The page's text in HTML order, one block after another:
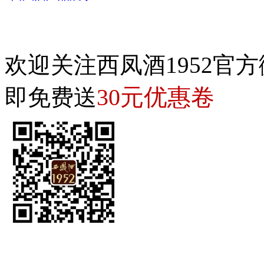
欢迎关注西凤酒1952官
即免费送30元优惠卷